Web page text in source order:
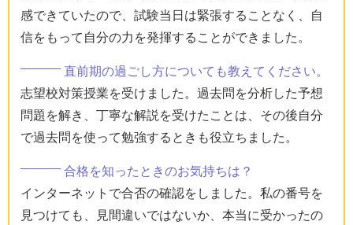
感できていたので、試験当日は緊張することなく、自
信をもって自分の力を発揮することができました。
直前期の過ごし方についても教えてください。
志望校対策授業を受けました。過去問を分析した予想
問題を解き、丁寧な解説を受けたことは、その後自分
で過去問を使って勉強するときも役立ちました。
合格を知ったときのお気持ちは？
インターネットで合否の確認をしました。私の番号を
見つけても、見間違いではないか、本当に受かったの